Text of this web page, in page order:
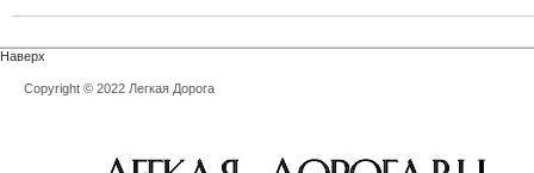
Наверх
Copyright © 2022 Легкая Дорога